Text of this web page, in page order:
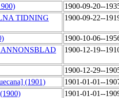
1900-09-20--
TIDNING
1900-09-22--
1900-10-06--
1900-12-19--
1900-12-29--
(1901)
1901-01-01--
1901-01-01--